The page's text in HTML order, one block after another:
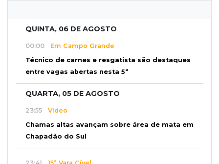
QUINTA, 06 DE AGOSTO
00:00 Em Campo Grande
Técnico de carnes e resgatista são destaques
entre vagas abertas nesta 5ª
QUARTA, 05 DE AGOSTO
23:55 Vídeo
Chamas altas avançam sobre área de mata em
Chapadão do Sul